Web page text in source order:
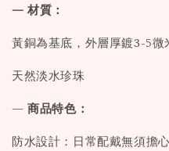
— 材質：
黃銅為基底，外層厚鍍3-5微
天然淡水珍珠
—商品特色：
防水設計：日常配戴無須擔